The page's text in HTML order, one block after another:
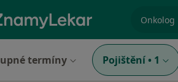
termíny Pojištění • 1